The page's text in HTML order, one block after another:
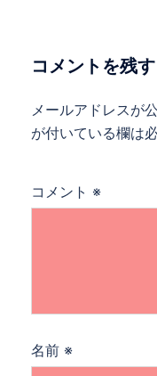
ョコメントを残す
メールアドレスが
が付いている欄は
コメント ※
名前 ※